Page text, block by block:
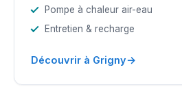
Pompe à chaleur air-eau
Entretien & recharge
Découvrir à Grigny→